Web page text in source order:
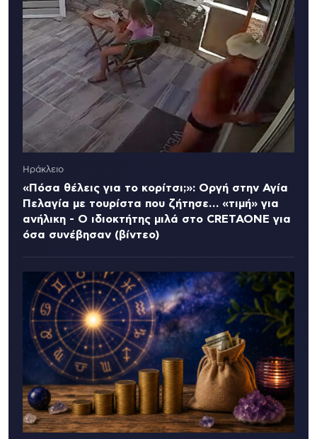
Ηράκλειο
«Πόσα θέλεις για το κορίτσι;»: Οργή στην Αγία
Πελαγία με τουρίστα που ζήτησε… «τιμή» για
ανήλικη - Ο ιδιοκτήτης μιλά στο CRETAONE για
όσα συνέβησαν (βίντεο)